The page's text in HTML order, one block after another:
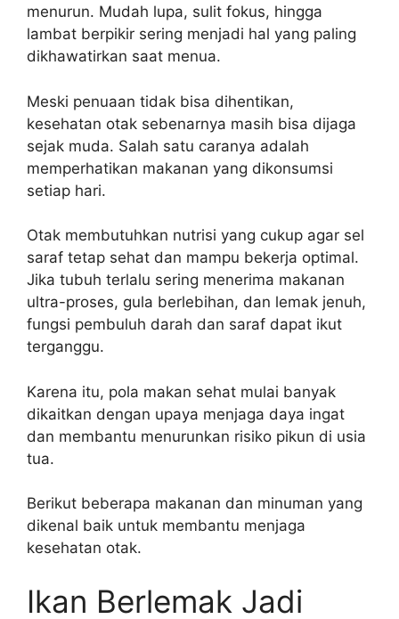
menurun. Mudah lupa, sulit fokus, hingga
lambat berpikir sering menjadi hal yang paling
dikhawatirkan saat menua.
Meski penuaan tidak bisa dihentikan,
kesehatan otak sebenarnya masih bisa dijaga
sejak muda. Salah satu caranya adalah
memperhatikan makanan yang dikonsumsi
setiap hari.
Otak membutuhkan nutrisi yang cukup agar sel
saraf tetap sehat dan mampu bekerja optimal.
Jika tubuh terlalu sering menerima makanan
ultra-proses, gula berlebihan, dan lemak jenuh,
fungsi pembuluh darah dan saraf dapat ikut
terganggu.
Karena itu, pola makan sehat mulai banyak
dikaitkan dengan upaya menjaga daya ingat
dan membantu menurunkan risiko pikun di usia
tua.
Berikut beberapa makanan dan minuman yang
dikenal baik untuk membantu menjaga
kesehatan otak.
Ikan Berlemak Jadi